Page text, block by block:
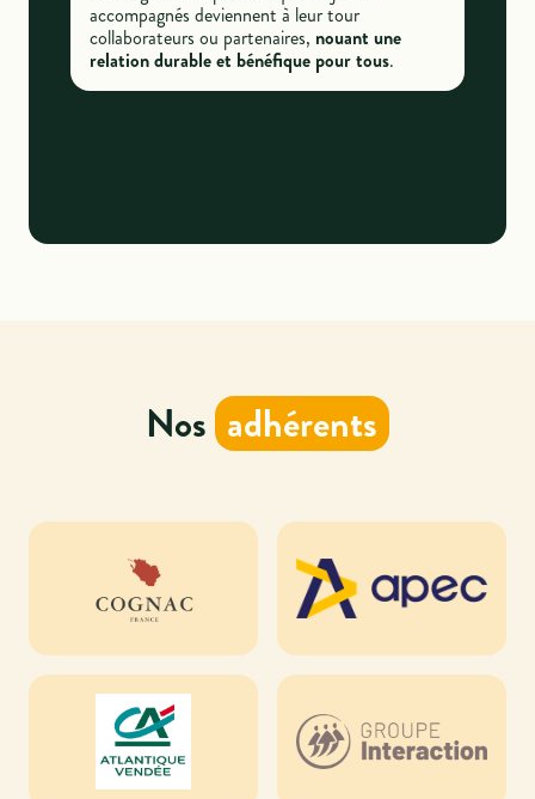
accompagnés deviennent à leur tour
collaborateurs ou partenaires, nouant une
relation durable et bénéfique pour tous.
Nos adhérents